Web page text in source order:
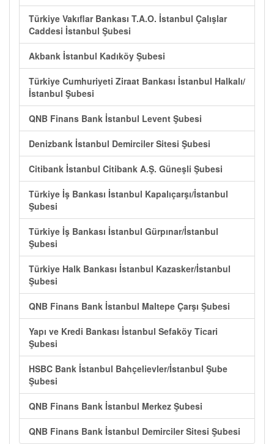
Türkiye Vakıflar Bankası T.A.O. İstanbul Çalışlar
Caddesi İstanbul Şubesi
Akbank İstanbul Kadıköy Şubesi
Türkiye Cumhuriyeti Ziraat Bankası İstanbul Halkalı/
İstanbul Şubesi
QNB Finans Bank İstanbul Levent Şubesi
Denizbank İstanbul Demirciler Sitesi Şubesi
Citibank İstanbul Citibank A.Ş. Güneşli Şubesi
Türkiye İş Bankası İstanbul Kapalıçarşı/İstanbul
Şubesi
Türkiye İş Bankası İstanbul Gürpınar/İstanbul
Şubesi
Türkiye Halk Bankası İstanbul Kazasker/İstanbul
Şubesi
QNB Finans Bank İstanbul Maltepe Çarşı Şubesi
Yapı ve Kredi Bankası İstanbul Sefaköy Ticari
Şubesi
HSBC Bank İstanbul Bahçelievler/İstanbul Şube
Şubesi
QNB Finans Bank İstanbul Merkez Şubesi
QNB Finans Bank İstanbul Demirciler Sitesi Şubesi